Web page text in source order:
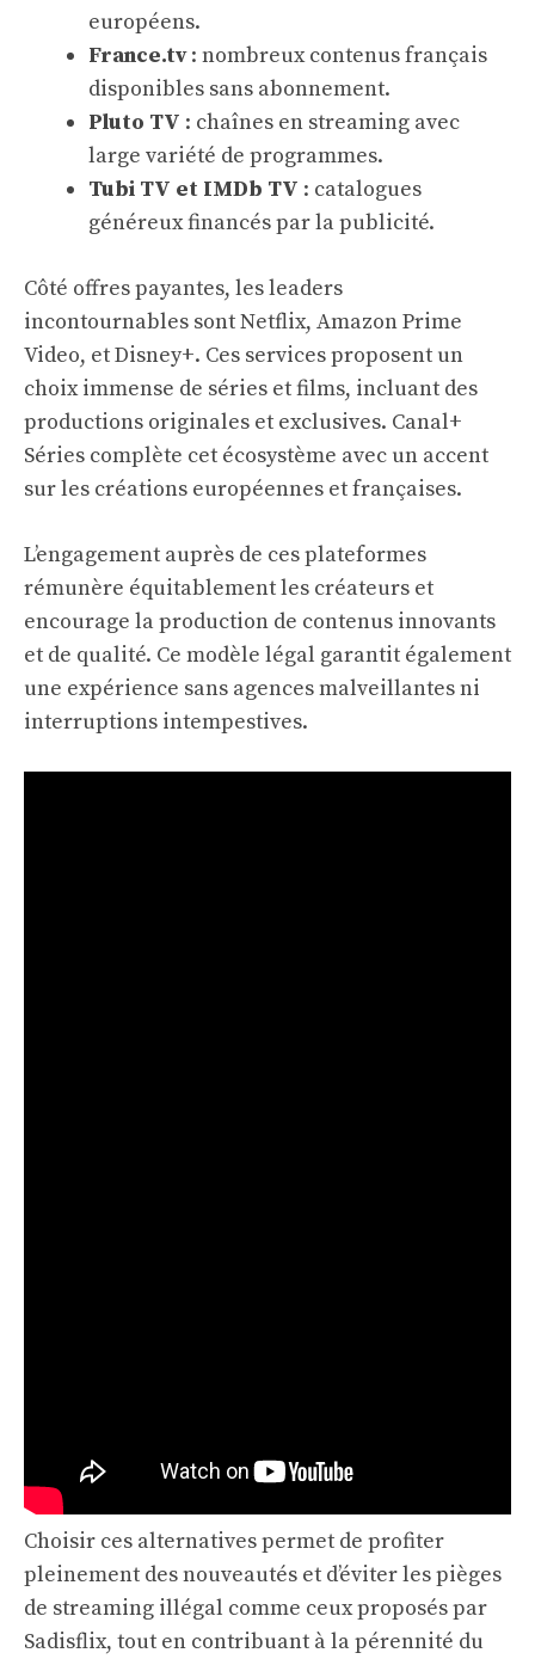
européens.
France.tv: nombreux contenus français
disponibles sans abonnement.
Pluto TV : chaînes en streaming avec
large variété de programmes.
Tubi TV et IMDb TV : catalogues
généreux financés par la publicité.
Côté offres payantes, les leaders
incontournables sont Netflix, Amazon Prime
Video, et Disney+. Ces services proposent un
choix immense de séries et films, incluant des
productions originales et exclusives. Canal+
Séries complète cet écosystème avec un accent
sur les créations européennes et françaises.
L’engagement auprès de ces plateformes
rémunère équitablement les créateurs et
encourage la production de contenus innovants
et de qualité. Ce modèle légal garantit également
une expérience sans agences malveillantes ni
interruptions intempestives.
Choisir ces alternatives permet de profiter
pleinement des nouveautés et d’éviter les pièges
de streaming illégal comme ceux proposés par
Sadisflix, tout en contribuant à la pérennité du